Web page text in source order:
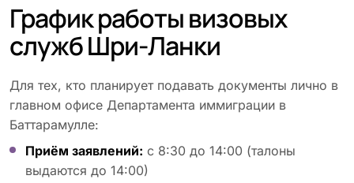
График работы визовых
служб Шри-Ланки
Для тех, кто планирует подавать документы лично в
главном офисе Департамента иммиграции в
Баттарамулле:
Приём заявлений: с 8:30 до 14:00 (талоны
выдаются до 14:00)